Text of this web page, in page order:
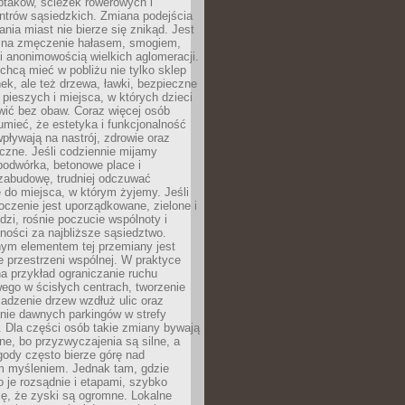
sąsiedzkich. Zmiana podejścia
miast nie bierze się znikąd. Jest
zmęczenie hałasem, smogiem,
anonimowością wielkich aglomeracji.
mieć w pobliżu nie tylko sklep
ale też drzewa, ławki, bezpieczne
i miejsca, w których dzieci
bez obaw. Coraz więcej osób
że estetyka i funkcjonalność
na nastrój, zdrowie oraz
Jeśli codziennie mijamy
betonowe place i
trudniej odczuwać
do miejsca, w którym żyjemy. Jeśli
jest uporządkowane, zielone i
rośnie poczucie wspólnoty i
za najbliższe sąsiedztwo.
elementem tej przemiany jest
przestrzeni wspólnej. W praktyce
przykład ograniczanie ruchu
w ścisłych centrach, tworzenie
drzew wzdłuż ulic oraz
dawnych parkingów w strefy
Dla części osób takie zmiany bywają
bo przyzwyczajenia są silne, a
często bierze górę nad
myśleniem. Jednak tam, gdzie
je rozsądnie i etapami, szybko
że zyski są ogromne. Lokalne